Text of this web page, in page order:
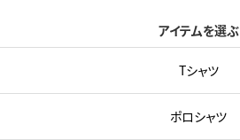
アイテムを選ぶ
Tシャツ
ポロシャツ